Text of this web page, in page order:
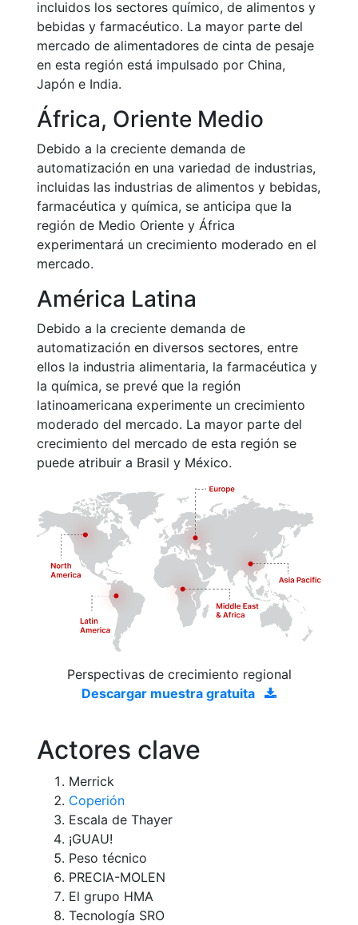
incluidos los sectores químico, de alimentos y
bebidas y farmacéutico. La mayor parte del
mercado de alimentadores de cinta de pesaje
en esta región está impulsado por China,
Japón e India.
África, Oriente Medio
Debido a la creciente demanda de
automatización en una variedad de industrias,
incluidas las industrias de alimentos y bebidas,
farmacéutica y química, se anticipa que la
región de Medio Oriente y África
experimentará un crecimiento moderado en el
mercado.
América Latina
Debido a la creciente demanda de
automatización en diversos sectores, entre
ellos la industria alimentaria, la farmacéutica y
la química, se prevé que la región
latinoamericana experimente un crecimiento
moderado del mercado. La mayor parte del
crecimiento del mercado de esta región se
puede atribuir a Brasil y México.
Perspectivas de crecimiento regional
Descargar muestra gratuita
Actores clave
Merrick
Coperión
Escala de Thayer
¡GUAU!
Peso técnico
PRECIA-MOLEN
El grupo HMA
Tecnología SRO